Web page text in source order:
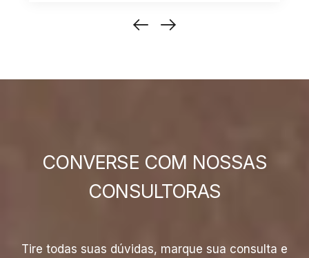
CONVERSE COM NOSSAS
CONSULTORAS
Tire todas suas dúvidas, marque sua consulta e